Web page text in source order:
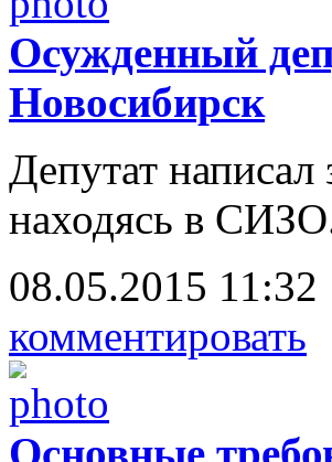
Осужденный
Новосибирск
Депутат
находясь в
08.05.2015 11:32
комментировать
Основные